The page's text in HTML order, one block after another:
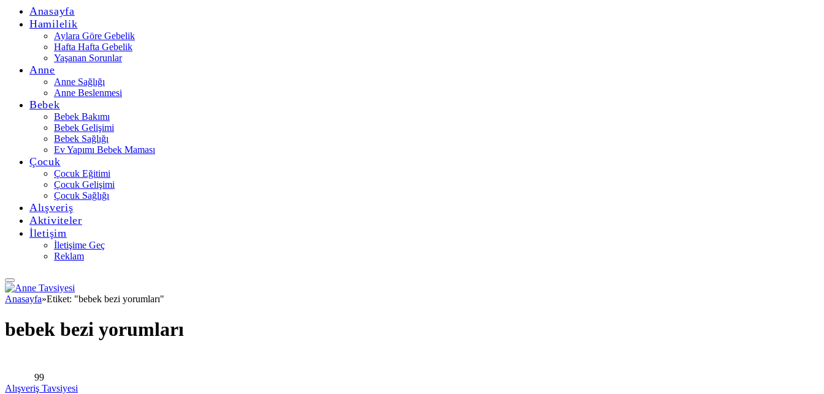
Anasayfa
Hamilelik
Aylara Göre Gebelik
Hafta Hafta Gebelik
Yaşanan Sorunlar
Anne
Anne Sağlığı
Anne Beslenmesi
Bebek
Bebek Bakımı
Bebek Gelişimi
Bebek Sağlığı
Ev Yapımı Bebek Maması
Çocuk
Çocuk Eğitimi
Çocuk Gelişimi
Çocuk Sağlığı
Alışveriş
Aktiviteler
İletişim
İletişime Geç
Reklam
Anasayfa»Etiket: "bebek bezi yorumları"
bebek bezi yorumları
99
Alışveriş Tavsiyesi